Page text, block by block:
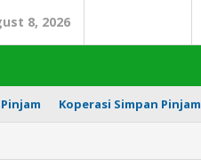
8, 2026
Koperasi Simpan Pinjam